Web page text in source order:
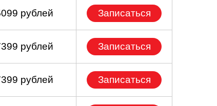
рублей Записаться
рублей Записаться
рублей Записаться